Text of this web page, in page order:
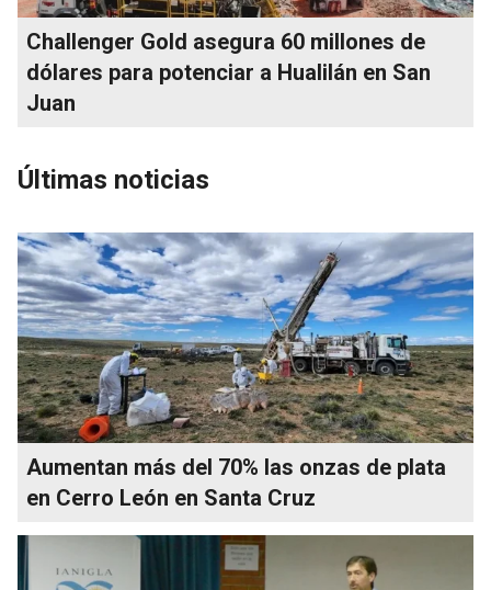
Challenger Gold asegura 60 millones de
dólares para potenciar a Hualilán en San
Juan
Últimas noticias
Aumentan más del 70% las onzas de plata
en Cerro León en Santa Cruz